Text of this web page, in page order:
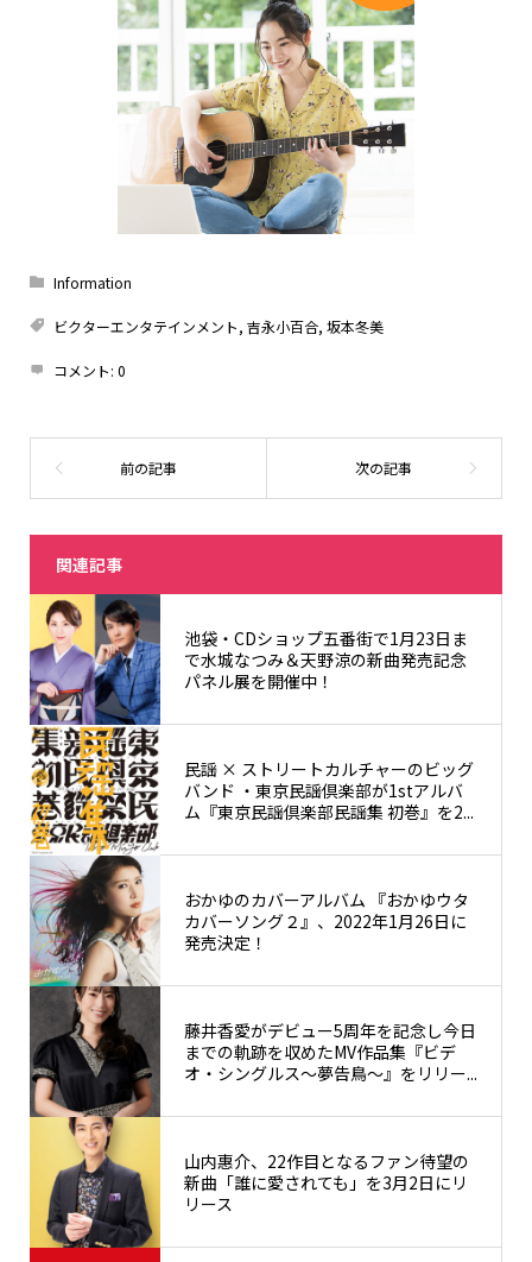
Information
ビクターエンタテインメント, 吉永小百合, 坂本冬美
コメント: 0
関連記事
池袋・CDショップ五番街で1月23日ま
で水城なつみ＆天野涼の新曲発売記念
パネル展を開催中！
⺠謡 × ストリートカルチャーのビッグ
バンド ・東京⺠謡倶楽部が1stアルバ
ム『東京⺠謡倶楽部⺠謡集 初巻』を2...
おかゆのカバーアルバム 『おかゆウタ
カバーソング２』、2022年1月26日に
発売決定！
藤井香愛がデビュー5周年を記念し今日
までの軌跡を収めたMV作品集『ビデ
オ・シングルス～夢告鳥～』をリリー...
山内惠介、22作目となるファン待望の
新曲「誰に愛されても」を3月2日にリ
リース